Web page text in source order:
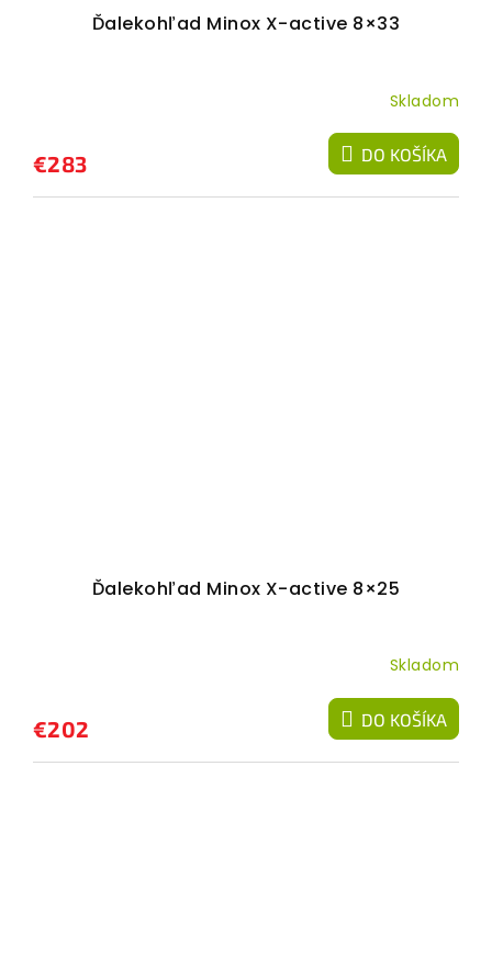
Ďalekohľad Minox X-active 8×33
Skladom
€283 DO KOŠÍKA
Ďalekohľad Minox X-active 8×25
Skladom
€202 DO KOŠÍKA